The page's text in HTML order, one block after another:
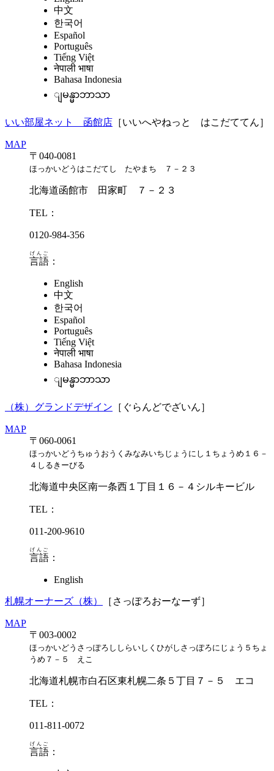
中文
한국어
Español
Português
Tiếng Việt
नेपाली भाषा
Bahasa Indonesia
ျမန္မာဘာသာ
いい部屋ネット 函館店 ［いいへやねっと はこだててん］
MAP
〒040-0081
ほっかいどうはこだてし たやまち ７－２３
北海道函館市 田家町 ７－２３
TEL：
0120-984-356
言語
げんご
：
English
中文
한국어
Español
Português
Tiếng Việt
नेपाली भाषा
Bahasa Indonesia
ျမန္မာဘာသာ
（株）グランドデザイン ［ぐらんどでざいん］
MAP
〒060-0061
ほっかいどうちゅうおうくみなみいちじょうにし１ちょうめ１６－
４しるきーびる
北海道中央区南一条西１丁目１６－４シルキービル
TEL：
011-200-9610
言語
げんご
：
English
札幌オーナーズ（株） ［さっぽろおーなーず］
MAP
〒003-0002
ほっかいどうさっぽろししらいしくひがしさっぽろにじょう５ちょ
うめ７－５ えこ
北海道札幌市白石区東札幌二条５丁目７－５ エコ
TEL：
011-811-0072
言語
げんご
：